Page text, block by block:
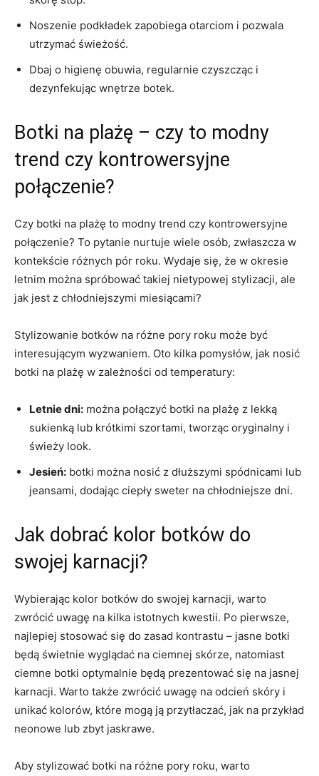
Noszenie podkładek zapobiega otarciom⁤ i pozwala
utrzymać świeżość.
Dbaj o higienę ⁢obuwia, regularnie czyszcząc i
⁢dezynfekując wnętrze botek.
Botki na plażę – czy ⁢to⁤ modny
trend ⁤czy kontrowersyjne
połączenie?
Czy botki na plażę to modny trend czy ⁣kontrowersyjne
połączenie? To pytanie ⁤nurtuje wiele‍ osób, zwłaszcza w
kontekście różnych pór roku. Wydaje się,⁤ że w okresie
letnim⁢ można spróbować takiej nietypowej stylizacji, ale
jak jest z chłodniejszymi miesiącami?
Stylizowanie botków na ⁢różne pory roku może być
⁤interesującym wyzwaniem. Oto kilka⁣ pomysłów, ⁢jak nosić
botki na plażę w zależności⁤ od temperatury:
Letnie⁢ dni: można połączyć botki na⁣ plażę z lekką
sukienką⁢ lub krótkimi szortami, tworząc oryginalny i
świeży look.
Jesień: botki ​można nosić z dłuższymi spódnicami lub
jeansami, dodając ⁣ciepły sweter ‌na chłodniejsze dni.
Jak ⁢dobrać kolor botków do
swojej karnacji?
Wybierając kolor botków do swojej karnacji, warto
zwrócić uwagę ‌na kilka​ istotnych kwestii. Po⁢ pierwsze,
najlepiej‍ stosować się do zasad kontrastu – jasne botki
będą ‌świetnie wyglądać na ciemnej skórze, natomiast
ciemne botki optymalnie będą ⁤prezentować ​się ‍na jasnej
⁣karnacji. Warto także zwrócić uwagę na⁢ odcień skóry i
unikać kolorów, które mogą​ ją przytłaczać, jak na ​przykład
neonowe lub zbyt jaskrawe.
Aby stylizować botki⁣ na różne⁢ pory roku, warto